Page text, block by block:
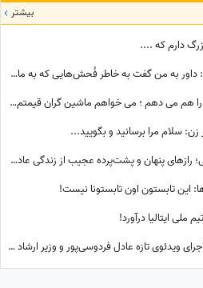
بیشتر
علیرضا بیرانوند،دروازه بان تراکتور : داور به من گفت به خاطر فُحش‌هایی که به مادرت میدن بهت کارت نمیدم!/ ما حواله ماشین نگرفتیم
مهدی طارمی: برای علی دایی سرم را هم می دهم ؛ می خواهم ماشین گران قیمتم را ....
سلام مرا برسانید و بگویید...
تماشا کنید| افشاگری طلایی میثاقی؛ رازهای پنهان و پشت‌پرده عجیب از زندگی عادل فردوسی‌پور که تا امروز نشنیده بودید!
این تابستون اون تابستونا نیست!
ملی ایتالیا درآورد!
ببینید| یک حرکت، هزار واکنش؛ ماجرای ویدئوی تازه عادل فردوسی‌پور و وزیر ارشاد در مراسم ختم اکبر عبدی چیست؟